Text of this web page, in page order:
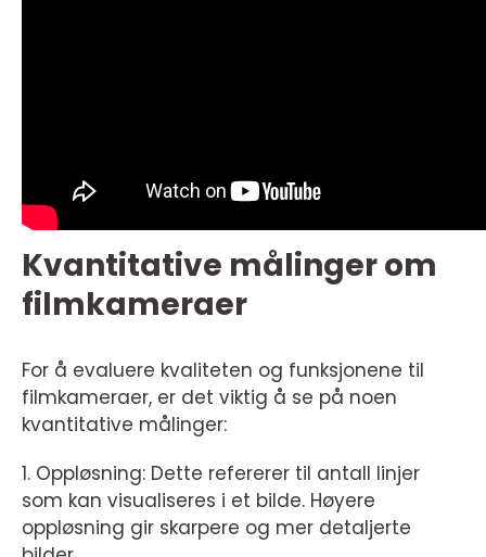
Kvantitative målinger om
filmkameraer
For å evaluere kvaliteten og funksjonene til
filmkameraer, er det viktig å se på noen
kvantitative målinger:
1. Oppløsning: Dette refererer til antall linjer
som kan visualiseres i et bilde. Høyere
oppløsning gir skarpere og mer detaljerte